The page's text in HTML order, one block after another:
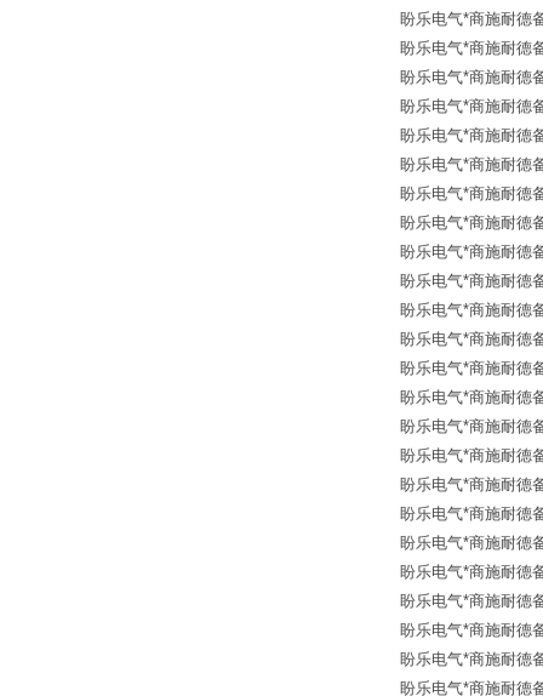
盼乐电气*商施耐德
盼乐电气*商施耐德
盼乐电气*商施耐德
盼乐电气*商施耐德
盼乐电气*商施耐德
盼乐电气*商施耐德
盼乐电气*商施耐德
盼乐电气*商施耐德
盼乐电气*商施耐德
盼乐电气*商施耐德
盼乐电气*商施耐德
盼乐电气*商施耐德
盼乐电气*商施耐德
盼乐电气*商施耐德
盼乐电气*商施耐德
盼乐电气*商施耐德
盼乐电气*商施耐德
盼乐电气*商施耐德
盼乐电气*商施耐德
盼乐电气*商施耐德
盼乐电气*商施耐德
盼乐电气*商施耐德
盼乐电气*商施耐德
盼乐电气*商施耐德